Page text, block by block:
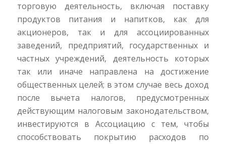
торговую деятельность, включая поставку
продуктов питания и напитков, как для
акционеров, так и для ассоциированных
заведений, предприятий, государственных и
частных учреждений, деятельность которых
так или иначе направлена на достижение
общественных целей; в этом случае весь доход
после вычета налогов, предусмотренных
действующим налоговым законодательством,
инвестируются в Ассоциацию с тем, чтобы
способствовать покрытию расходов по